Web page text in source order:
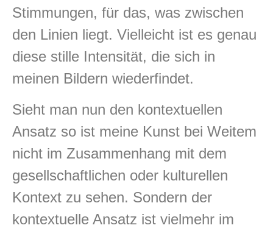
Stimmungen, für das, was zwischen
den Linien liegt. Vielleicht ist es genau
diese stille Intensität, die sich in
meinen Bildern wiederfindet.
Sieht man nun den kontextuellen
Ansatz so ist meine Kunst bei Weitem
nicht im Zusammenhang mit dem
gesellschaftlichen oder kulturellen
Kontext zu sehen. Sondern der
kontextuelle Ansatz ist vielmehr im